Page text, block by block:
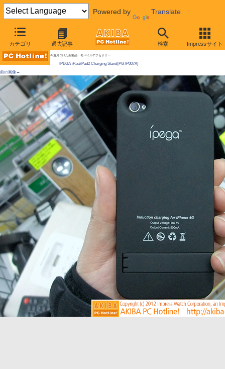
Powered by Translate
カテゴリ 過去記事 検索 Impressサイト
AKIBA PC Hotline!
[拡大画像]iPhoneを無接点充電できるiPad充電スタンドが発売
今週見つけた新製品：モバイルアクセサリー
IPEGA iPad/iPad2 Charging Stand(PG-IP007A)
前の画像←